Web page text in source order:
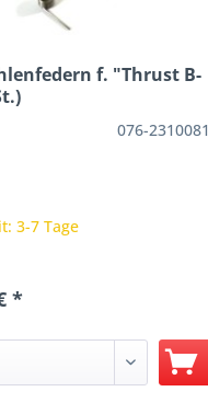
f. "Thrust B-
076-2310081
3-7 Tage
*